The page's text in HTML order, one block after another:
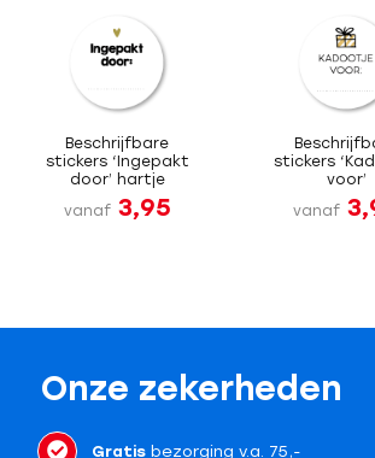
Beschrijfbare
stickers ‘Ingepakt
door’ hartje
vanaf 3,95
stickers
voor’
vanaf
Onze zekerheden
Gratisbezorging v.a. 75,-